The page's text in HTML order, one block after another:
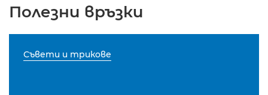
Полезни връзки
Съвети и трикове